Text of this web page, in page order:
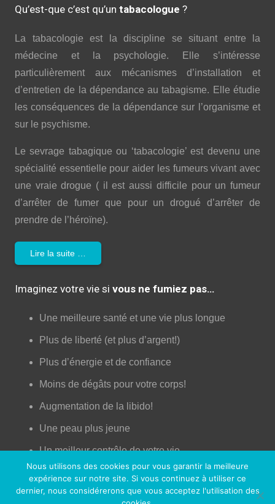
Qu’est-que c’est qu’un tabacologue ?
La tabacologie est la discipline se situant entre la
médecine et la psychologie. Elle s’intéresse
particulièrement aux mécanismes d’installation et
d’entretien de la dépendance au tabagisme. Elle étudie
les conséquences de la dépendance sur l’organisme et
sur le psychisme.
Le sevrage tabagique ou ‘tabacologie’ est devenu une
spécialité essentielle pour aider les fumeurs vivant avec
une vraie drogue ( il est aussi difficile pour un fumeur
d’arrêter de fumer que pour un drogué d’arrêter de
prendre de l’héroïne).
Lire la suite …
Imaginez votre vie si vous ne fumiez pas…
Une meilleure santé et une vie plus longue
Plus de liberté (et plus d’argent!)
Plus d’énergie et de confiance
Moins de dégâts pour votre corps!
Augmentation de la libido!
Une peau plus jeune
Un meilleur contrôle de votre vie
Plus d’opportunités professionnelles et sociales
Sentir bon (enfin!)
Nous utilisons des cookies pour vous garantir la meilleure
expérience sur notre site. Si vous continuez à utiliser ce
dernier, nous considérerons que vous acceptez l'utilisation des